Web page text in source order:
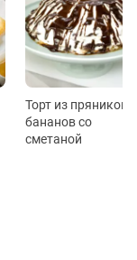
Торт из пряников и
бананов со
сметаной